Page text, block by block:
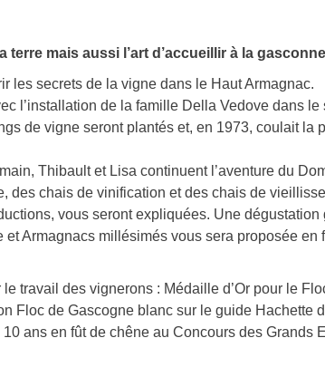
mais aussi l’art d’accueillir à la
les secrets de la vigne dans le Haut Armagnac.
l’installation de la famille Della Vedove dans le
de vigne seront plantés et, en 1973, coulait la
Thibault et Lisa continuent l’aventure du
des chais de vinification et des chais de
vous seront expliquées. Une dégustation
Armagnacs millésimés vous sera proposée en
travail des vignerons : Médaille d’Or pour le
Floc de Gascogne blanc sur le guide Hachette
ans en fût de chêne au Concours des Grands